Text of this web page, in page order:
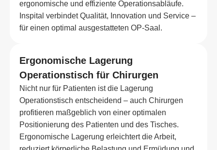
ergonomische und effiziente Operationsabläufe.
Inspital verbindet Qualität, Innovation und Service –
für einen optimal ausgestatteten OP-Saal.
Ergonomische Lagerung
Operationstisch für Chirurgen
Nicht nur für Patienten ist die Lagerung
Operationstisch entscheidend – auch Chirurgen
profitieren maßgeblich von einer optimalen
Positionierung des Patienten und des Tisches.
Ergonomische Lagerung erleichtert die Arbeit,